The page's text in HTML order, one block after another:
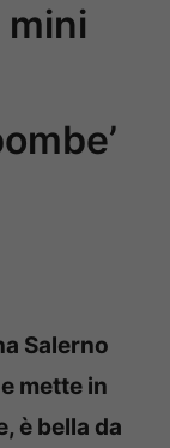
mini
Salerno
mette in
è bella da